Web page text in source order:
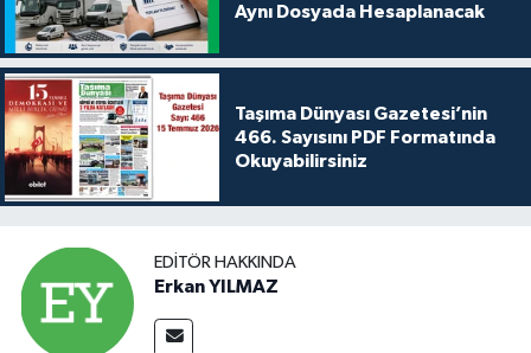
Aynı Dosyada Hesaplanacak
Taşıma Dünyası Gazetesi’nin
466. Sayısını PDF Formatında
Okuyabilirsiniz
EDITÖR HAKKINDA
Erkan YILMAZ